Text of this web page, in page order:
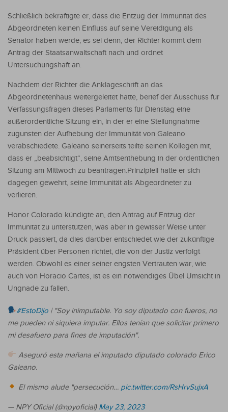
Schließlich bekräftigte er, dass die Entzug der Immunität des
Abgeordneten keinen Einfluss auf seine Vereidigung als
Senator haben werde, es sei denn, der Richter kommt dem
Antrag der Staatsanwaltschaft nach und ordnet
Untersuchungshaft an.
Nachdem der Richter die Anklageschrift an das
Abgeordnetenhaus weitergeleitet hatte, berief der Ausschuss für
Verfassungsfragen dieses Parlaments für Dienstag eine
außerordentliche Sitzung ein, in der er eine Stellungnahme
zugunsten der Aufhebung der Immunität von Galeano
verabschiedete. Galeano seinerseits teilte seinen Kollegen mit,
dass er „beabsichtigt“, seine Amtsenthebung in der ordentlichen
Sitzung am Mittwoch zu beantragen.Prinzipiell hatte er sich
dagegen gewehrt, seine Immunität als Abgeordneter zu
verlieren.
Honor Colorado kündigte an, den Antrag auf Entzug der
Immunität zu unterstützen, was aber in gewisser Weise unter
Druck passiert, da dies darüber entschiedet wie der zukünftige
Präsident über Personen richtet, die von der Justiz verfolgt
werden. Obwohl es einer seiner engsten Vertrauten war, wie
auch von Horacio Cartes, ist es ein notwendiges Übel Umsicht in
Ungnade zu fallen.
#EstoDijo | "Soy inimputable. Yo soy diputado con fueros, no
me pueden ni siquiera imputar. Ellos tenían que solicitar primero
mi desafuero para fines de imputación".
Aseguró esta mañana el imputado diputado colorado Erico
Galeano.
El mismo alude "persecución… pic.twitter.com/RsHrvSujxA
— NPY Oficial (@npyoficial) May 23, 2023